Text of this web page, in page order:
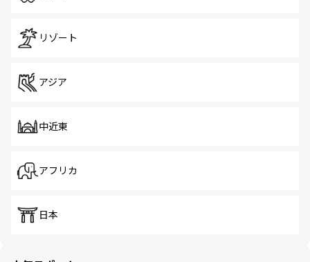
リゾート
アジア
中近東
アフリカ
日本